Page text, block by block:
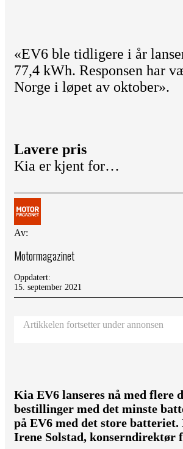
«EV6 ble tidligere i år
77,4 kWh. Responsen har
Norge i løpet av oktober».
Lavere pris
Kia er kjent for…
Av:
Motormagazinet
Oppdatert:
15. september 2021
Artikkelen fortsetter under annonsen
Kia EV6 lanseres nå med
bestillinger med det minste
på EV6 med det store
Irene Solstad, konserndirektør